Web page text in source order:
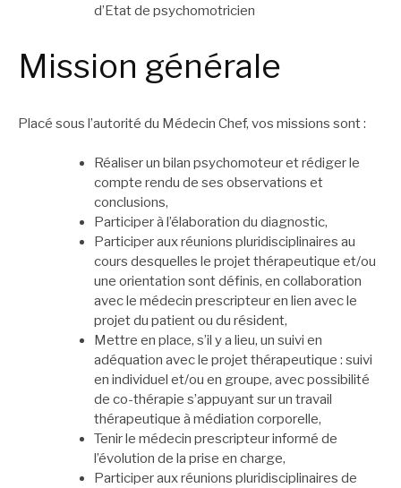
d’Etat de psychomotricien
Mission générale
Placé sous l’autorité du Médecin Chef, vos missions sont :
Réaliser un bilan psychomoteur et rédiger le
compte rendu de ses observations et
conclusions,
Participer à l’élaboration du diagnostic,
Participer aux réunions pluridisciplinaires au
cours desquelles le projet thérapeutique et/ou
une orientation sont définis, en collaboration
avec le médecin prescripteur en lien avec le
projet du patient ou du résident,
Mettre en place, s’il y a lieu, un suivi en
adéquation avec le projet thérapeutique : suivi
en individuel et/ou en groupe, avec possibilité
de co-thérapie s’appuyant sur un travail
thérapeutique à médiation corporelle,
Tenir le médecin prescripteur informé de
l’évolution de la prise en charge,
Participer aux réunions pluridisciplinaires de